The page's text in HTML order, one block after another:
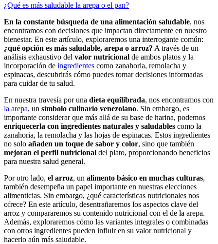
¿Qué es más saludable la arepa o el pan?
En la constante búsqueda de una alimentación saludable, nos
encontramos con decisiones que impactan directamente en nuestro
bienestar. En este artículo, exploraremos una interrogante común:
¿qué opción es más saludable, arepa o arroz? A través de un
análisis exhaustivo del valor nutricional de ambos platos y la
incorporación de ingredientes como zanahoria, remolacha y
espinacas, descubrirás cómo puedes tomar decisiones informadas
para cuidar de tu salud.
En nuestra travesía por una dieta equilibrada, nos encontramos con
la arepa, un símbolo culinario venezolano. Sin embargo, es
importante considerar que más allá de su base de harina, podemos
enriquecerla con ingredientes naturales y saludables como la
zanahoria, la remolacha y las hojas de espinacas. Estos ingredientes
no solo añaden un toque de sabor y color, sino que también
mejoran el perfil nutricional del plato, proporcionando beneficios
para nuestra salud general.
Por otro lado, el arroz, un alimento básico en muchas culturas,
también desempeña un papel importante en nuestras elecciones
alimenticias. Sin embargo, ¿qué características nutricionales nos
ofrece? En este artículo, desentrañaremos los aspectos clave del
arroz y compararemos su contenido nutricional con el de la arepa.
Además, exploraremos cómo las variantes integrales o combinadas
con otros ingredientes pueden influir en su valor nutricional y
hacerlo aún más saludable.